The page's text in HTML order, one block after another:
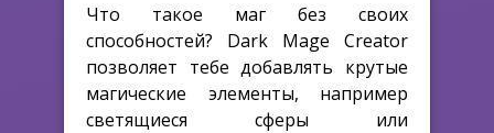
Что такое маг без своих
способностей? Dark Mage Creator
позволяет тебе добавлять крутые
магические элементы, например
светящиеся сферы или